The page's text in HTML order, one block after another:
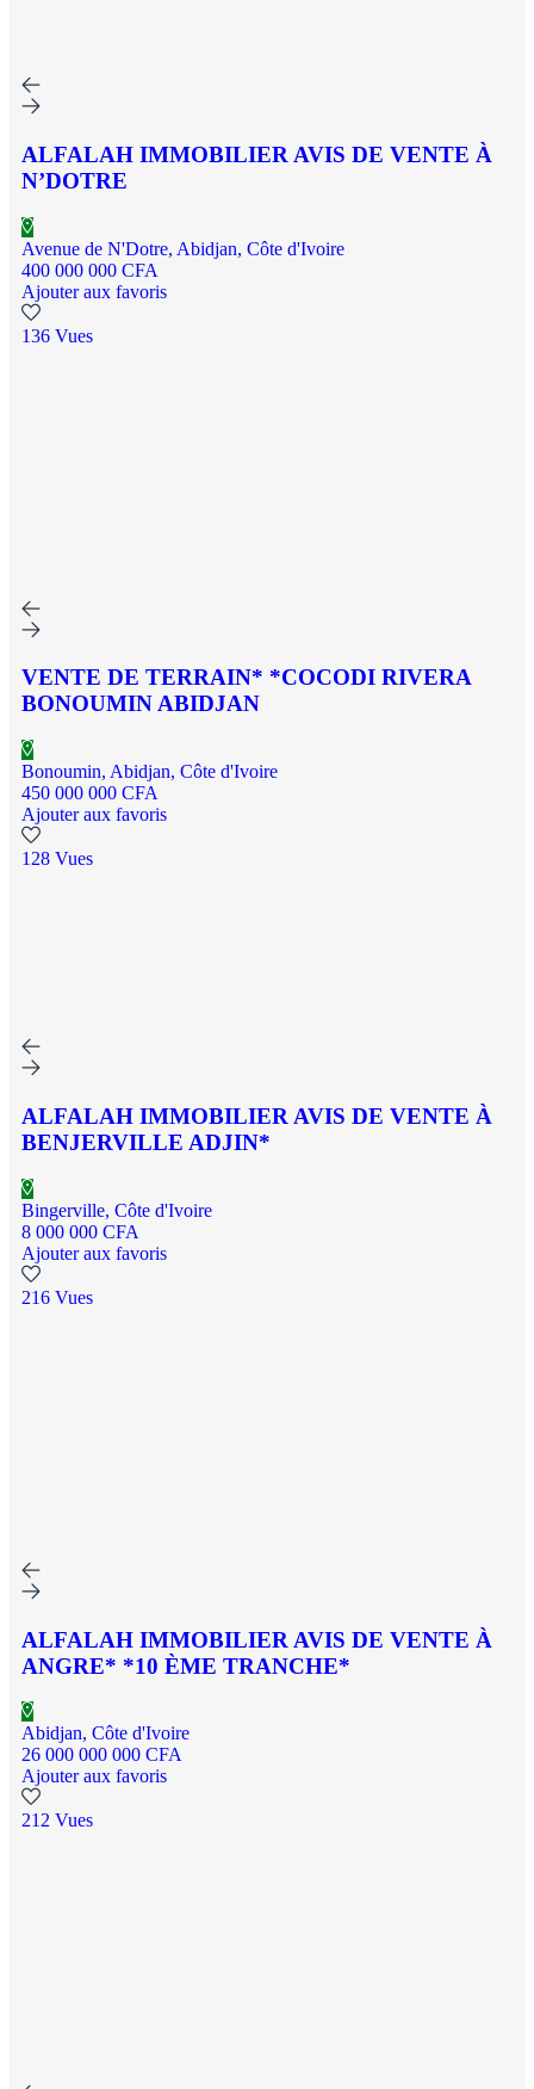
ALFALAH IMMOBILIER AVIS DE VENTE À
N’DOTRE
Avenue de N'Dotre, Abidjan, Côte d'Ivoire
400 000 000 CFA
Ajouter aux favoris
136 Vues
VENTE DE TERRAIN* *COCODI RIVERA
BONOUMIN ABIDJAN
Bonoumin, Abidjan, Côte d'Ivoire
450 000 000 CFA
Ajouter aux favoris
128 Vues
ALFALAH IMMOBILIER AVIS DE VENTE À
BENJERVILLE ADJIN*
Bingerville, Côte d'Ivoire
8 000 000 CFA
Ajouter aux favoris
216 Vues
ALFALAH IMMOBILIER AVIS DE VENTE À
ANGRE* *10 ÈME TRANCHE*
Abidjan, Côte d'Ivoire
26 000 000 000 CFA
Ajouter aux favoris
212 Vues